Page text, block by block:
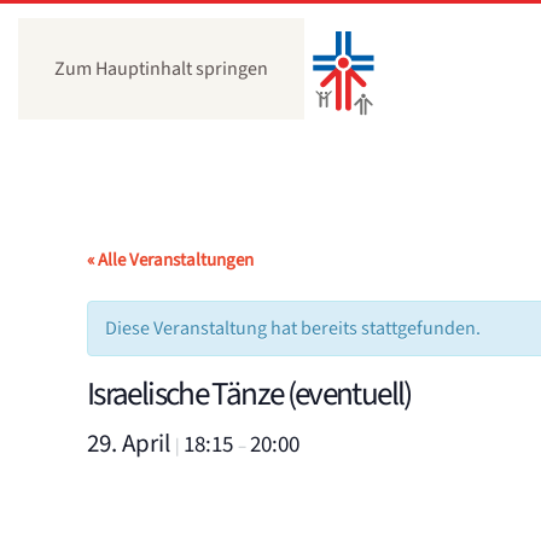
Zum Hauptinhalt springen
« Alle Veranstaltungen
Diese Veranstaltung hat bereits stattgefunden.
Israelische Tänze (eventuell)
29. April | 18:15 –20:00